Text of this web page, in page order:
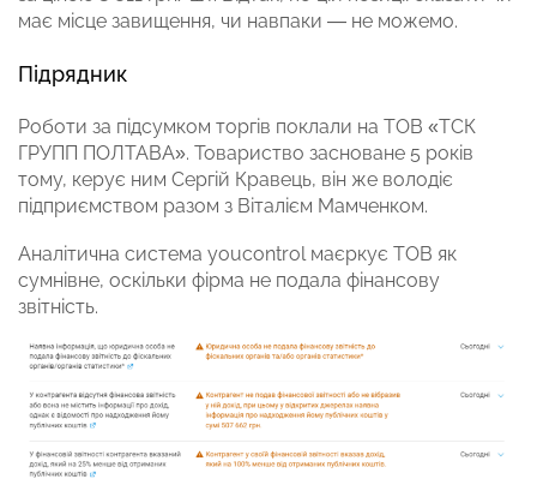
має місце завищення, чи навпаки — не можемо.
Підрядник
Роботи за підсумком торгів поклали на ТОВ «ТСК
ГРУПП ПОЛТАВА». Товариство засноване 5 років
тому, керує ним Сергій Кравець, він же володіє
підприємством разом з Віталієм Мамченком.
Аналітична система youcontrol маєркує ТОВ як
сумнівне, оскільки фірма не подала фінансову
звітність.